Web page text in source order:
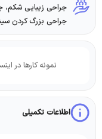
جراحی زیبایی شکم،
جراحی بزرگ کردن
نمونه کارها در
اطلاعات تکمیلی